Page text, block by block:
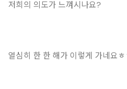
저희의 의도가 느껴시나요?
열심히 한 한 해가 이렇게 가네요ㅎ